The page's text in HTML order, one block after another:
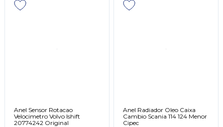
Anel Sensor Rotacao
Velocimetro Volvo Ishift
20774242 Original
Anel Radiador Oleo Caixa
Cambio Scania 114 124 Menor
Cipec